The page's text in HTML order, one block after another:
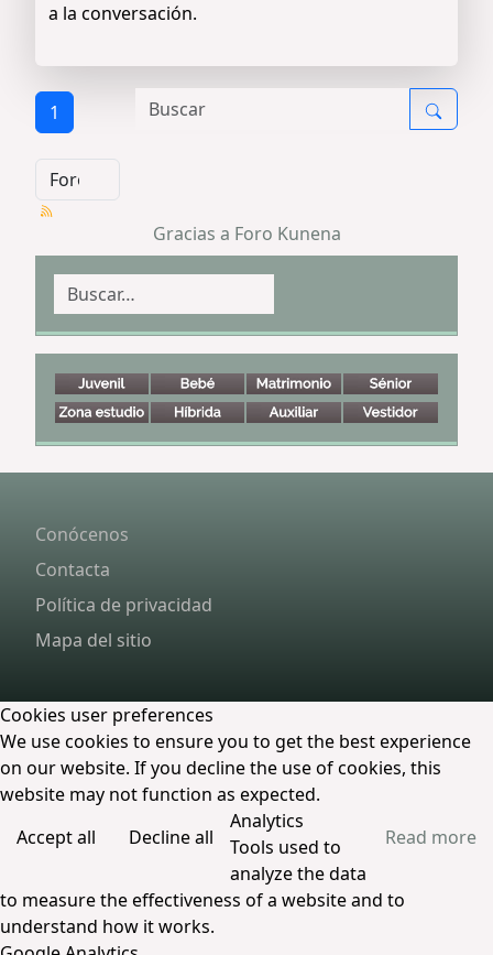
a la conversación.
1
Gracias a Foro Kunena
Buscar
Conócenos
Contacta
Política de privacidad
Mapa del sitio
Cookies user preferences
We use cookies to ensure you to get the best experience
on our website. If you decline the use of cookies, this
website may not function as expected.
Accept all
Decline all Read more
Analytics
Tools used to
analyze the data
to measure the effectiveness of a website and to
understand how it works.